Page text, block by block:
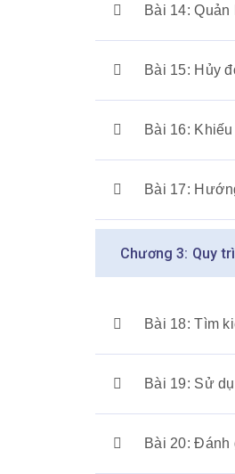
Bài 14: Quản
Bài 15: Hủy
Bài 16: Khiếu
Bài 17:
Chương 3: Quy
Bài 18: Tìm
Bài 19: Sử
Bài 20: Đánh